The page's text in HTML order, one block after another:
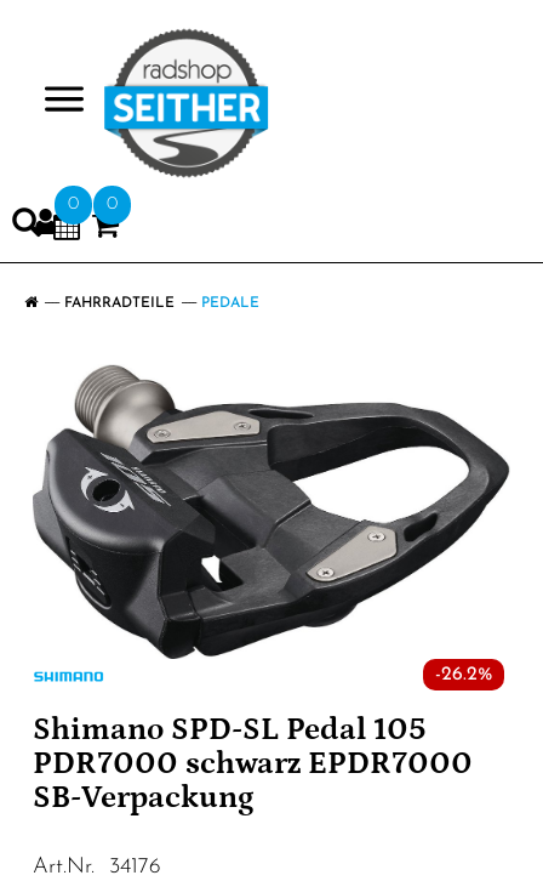
0 0
FAHRRADTEILE PEDALE
-26.2%
Shimano SPD-SL Pedal 105
PDR7000 schwarz EPDR7000
SB-Verpackung
Art.Nr. 34176